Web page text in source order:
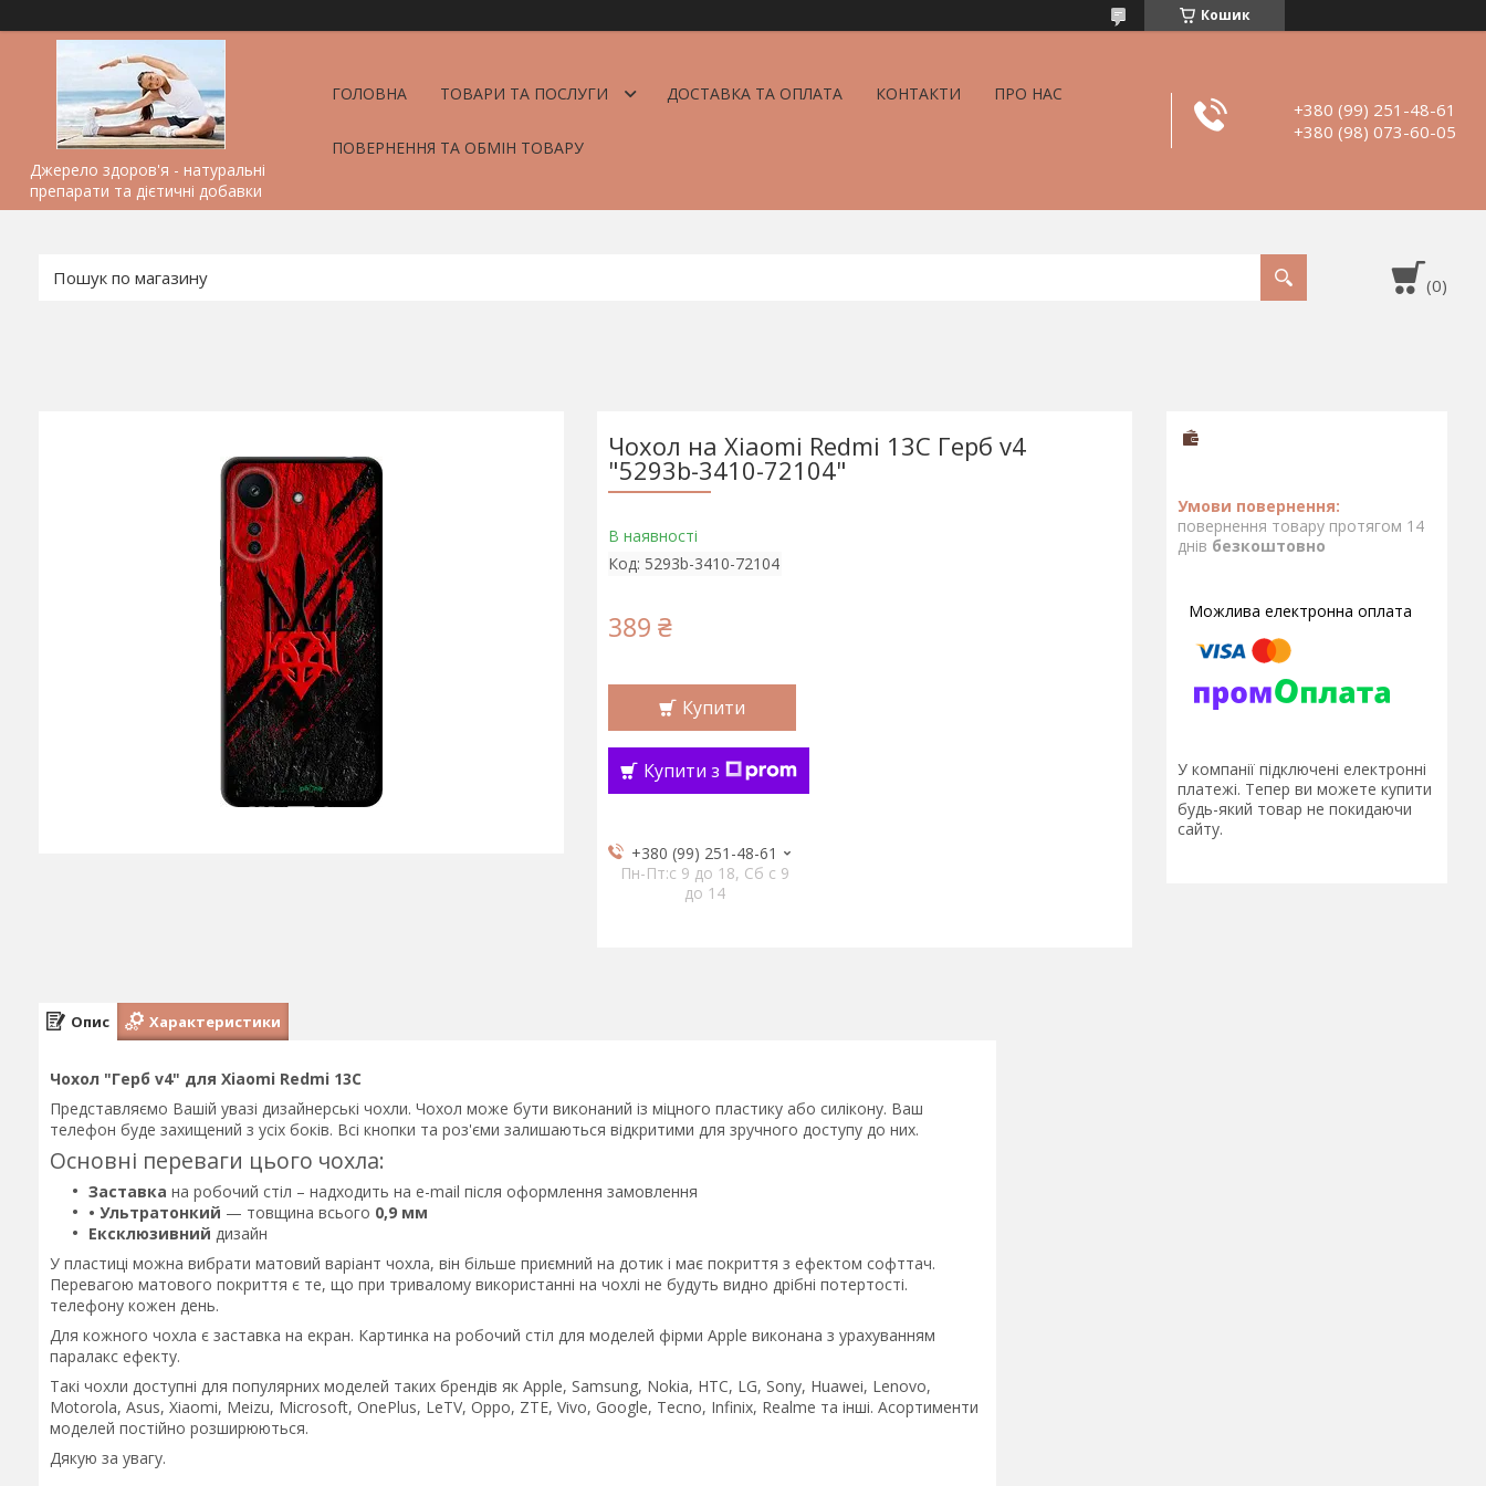
Кошик
Джерело здоров'я - натуральні
препарати та дієтичні добавки
ГОЛОВНА ТОВАРИ ТА ПОСЛУГИ ДОСТАВКА ТА ОПЛАТА КОНТАКТИ ПРО НАС
ПОВЕРНЕННЯ ТА ОБМІН ТОВАРУ
+380 (99) 251-48-61
+380 (98) 073-60-05
Чохол на Xiaomi Redmi 13C Герб v4
"5293b-3410-72104"
В наявності
Код: 5293b-3410-72104
389 ₴
Купити
Купити з
+380 (99) 251-48-61
Пн-Пт:c 9 до 18, Сб с 9
до 14
повернення товару протягом 14
днів безкоштовно
У компанії підключені електронні
платежі. Тепер ви можете купити
будь-який товар не покидаючи
сайту.
Опис Характеристики
Чохол "Герб v4" для Xiaomi Redmi 13C
Представляємо Вашій увазі дизайнерські чохли. Чохол може бути виконаний із міцного пластику або силікону. Ваш
телефон буде захищений з усіх боків. Всі кнопки та роз'єми залишаються відкритими для зручного доступу до них.
Основні переваги цього чохла:
Заставка на робочий стіл – надходить на e-mail після оформлення замовлення
• Ультратонкий — товщина всього 0,9 мм
Ексклюзивний дизайн
У пластиці можна вибрати матовий варіант чохла, він більше приємний на дотик і має покриття з ефектом софттач.
Перевагою матового покриття є те, що при тривалому використанні на чохлі не будуть видно дрібні потертості.
телефону кожен день.
Для кожного чохла є заставка на екран. Картинка на робочий стіл для моделей фірми Apple виконана з урахуванням
паралакс ефекту.
Такі чохли доступні для популярних моделей таких брендів як Apple, Samsung, Nokia, HTC, LG, Sony, Huawei, Lenovo,
Motorola, Asus, Xiaomi, Meizu, Microsoft, OnePlus, LeTV, Oppo, ZTE, Vivo, Google, Tecno, Infinix, Realme та інші. Асортименти
моделей постійно розширюються.
Дякую за увагу.